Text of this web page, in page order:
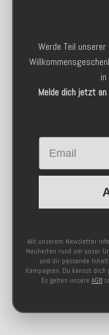
Werde Teil
Melde dich jetzt
Email
Mit unserem Newsletter
Neuheiten rund um unser
und dir passende
Kampagnen. Du kannst
Es gelten unsere AGB